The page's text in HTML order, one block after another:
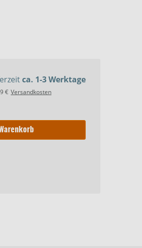
ca. 1-3 Werktage
€ Versandkosten